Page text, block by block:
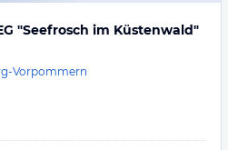
"Seefrosch im Küstenwald"
Vorpommern